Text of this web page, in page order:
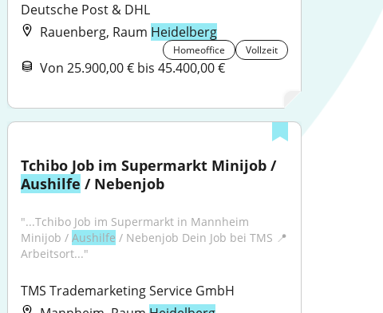
Deutsche Post & DHL
Rauenberg, Raum Heidelberg
Homeoffice Vollzeit
Von 25.900,00 € bis 45.400,00 €
Tchibo Job im Supermarkt Minijob /
Aushilfe / Nebenjob
"...Tchibo Job im Supermarkt in Mannheim
Minijob / Aushilfe / Nebenjob Dein Job bei TMS 📍
Arbeitsort..."
TMS Trademarketing Service GmbH